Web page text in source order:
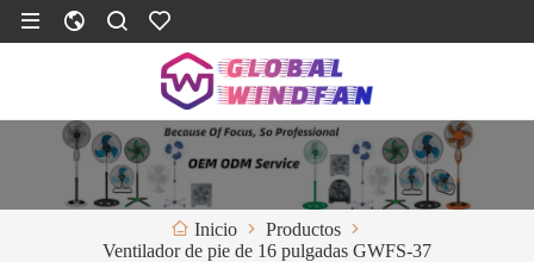
Inicio
Productos
Ventilador de pie de 16 pulgadas GWFS-37